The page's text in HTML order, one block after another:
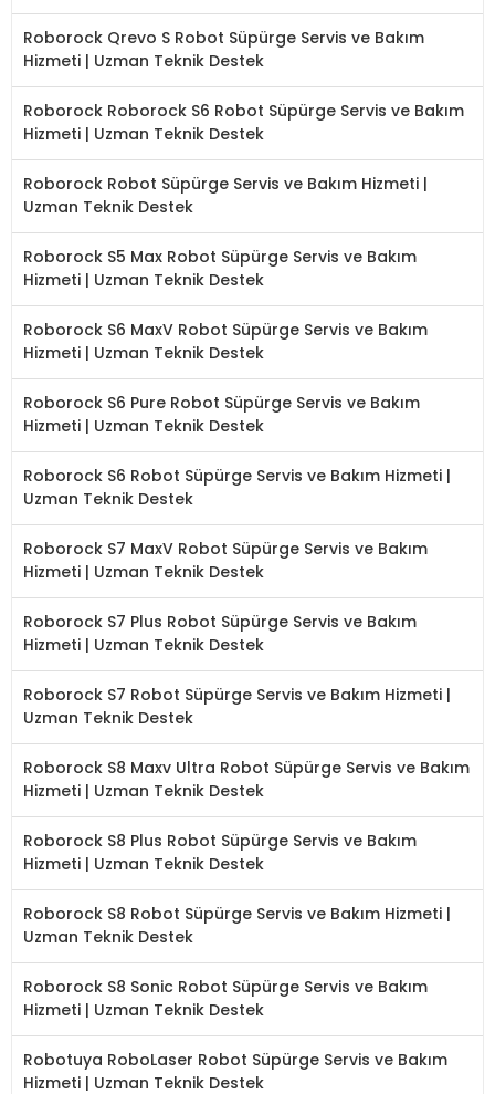
Roborock Qrevo S Robot Süpürge Servis ve Bakım
Hizmeti | Uzman Teknik Destek
Roborock Roborock S6 Robot Süpürge Servis ve Bakım
Hizmeti | Uzman Teknik Destek
Roborock Robot Süpürge Servis ve Bakım Hizmeti |
Uzman Teknik Destek
Roborock S5 Max Robot Süpürge Servis ve Bakım
Hizmeti | Uzman Teknik Destek
Roborock S6 MaxV Robot Süpürge Servis ve Bakım
Hizmeti | Uzman Teknik Destek
Roborock S6 Pure Robot Süpürge Servis ve Bakım
Hizmeti | Uzman Teknik Destek
Roborock S6 Robot Süpürge Servis ve Bakım Hizmeti |
Uzman Teknik Destek
Roborock S7 MaxV Robot Süpürge Servis ve Bakım
Hizmeti | Uzman Teknik Destek
Roborock S7 Plus Robot Süpürge Servis ve Bakım
Hizmeti | Uzman Teknik Destek
Roborock S7 Robot Süpürge Servis ve Bakım Hizmeti |
Uzman Teknik Destek
Roborock S8 Maxv Ultra Robot Süpürge Servis ve Bakım
Hizmeti | Uzman Teknik Destek
Roborock S8 Plus Robot Süpürge Servis ve Bakım
Hizmeti | Uzman Teknik Destek
Roborock S8 Robot Süpürge Servis ve Bakım Hizmeti |
Uzman Teknik Destek
Roborock S8 Sonic Robot Süpürge Servis ve Bakım
Hizmeti | Uzman Teknik Destek
Robotuya RoboLaser Robot Süpürge Servis ve Bakım
Hizmeti | Uzman Teknik Destek